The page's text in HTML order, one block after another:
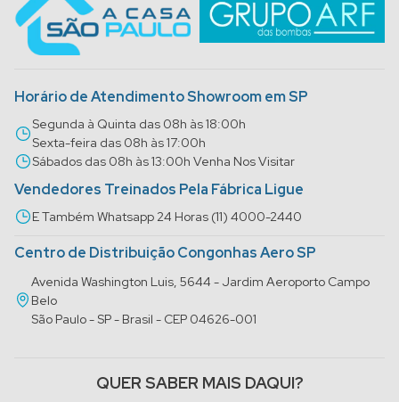
Horário de Atendimento Showroom em SP
Segunda à Quinta das 08h às 18:00h
Sexta-feira das 08h às 17:00h
Sábados das 08h às 13:00h Venha Nos Visitar
Vendedores Treinados Pela Fábrica Ligue
E Também Whatsapp 24 Horas (11) 4000-2440
Centro de Distribuição Congonhas Aero SP
Avenida Washington Luis, 5644 - Jardim Aeroporto Campo
Belo
São Paulo - SP - Brasil - CEP 04626-001
QUER SABER MAIS DAQUI?